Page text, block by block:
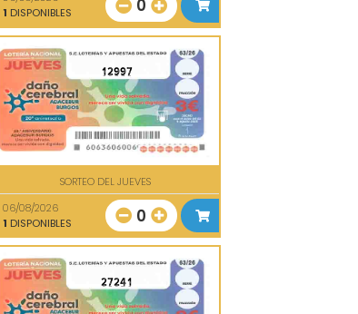
1 DISPONIBLES 0
12997
SORTEO DEL JUEVES
06/08/2026
1 DISPONIBLES 0
27241